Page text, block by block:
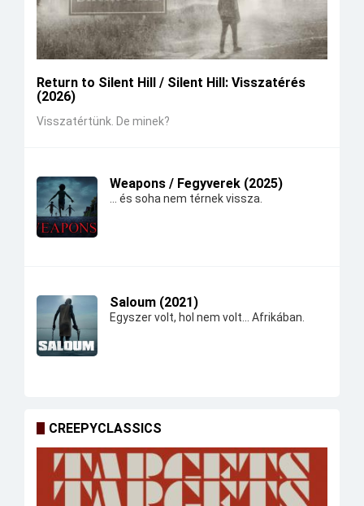
Return to Silent Hill / Silent Hill: Visszatérés
(2026)
Visszatértünk. De minek?
Weapons / Fegyverek (2025)
... és soha nem térnek vissza.
Saloum (2021)
Egyszer volt, hol nem volt... Afrikában.
CREEPYCLASSICS